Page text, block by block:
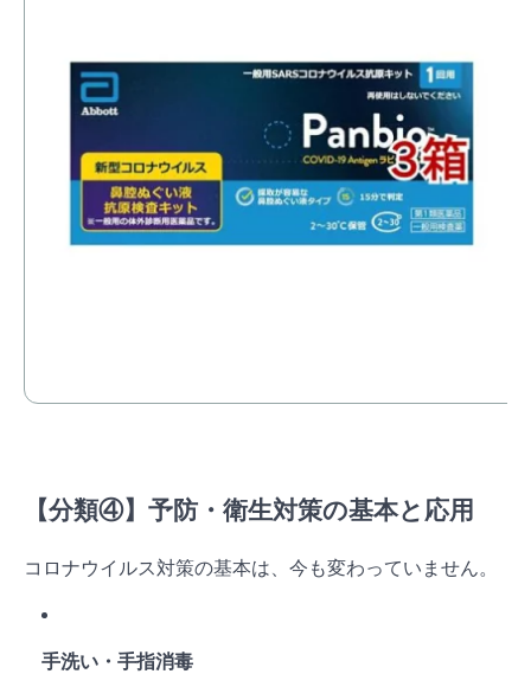
【分類④】予防・衛生対策の基本と応用
コロナウイルス対策の基本は、今も変わっていません。
手洗い・手指消毒